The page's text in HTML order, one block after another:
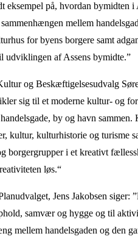
eksempel på, hvordan bymidten
mellem
for byens borgere samt
udviklingen af Assens bymidte.”
og Beskæftigelsesudvalg
sig til et moderne kultur- og
by og havn
kultur, kulturhistorie og turisme
borgergrupper i et kreativt
løs.“
Jens Jakobsen siger:
samvær og hygge og til
mellem handelsgaden og den